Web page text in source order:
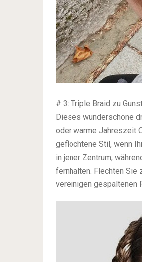
# 3: Triple Braid zu
Dieses wunderschöne
oder warme Jahreszeit
geflochtene Stil, wenn
in jener Zentrum,
fernhalten. Flechten Sie
vereinigen gespaltenen